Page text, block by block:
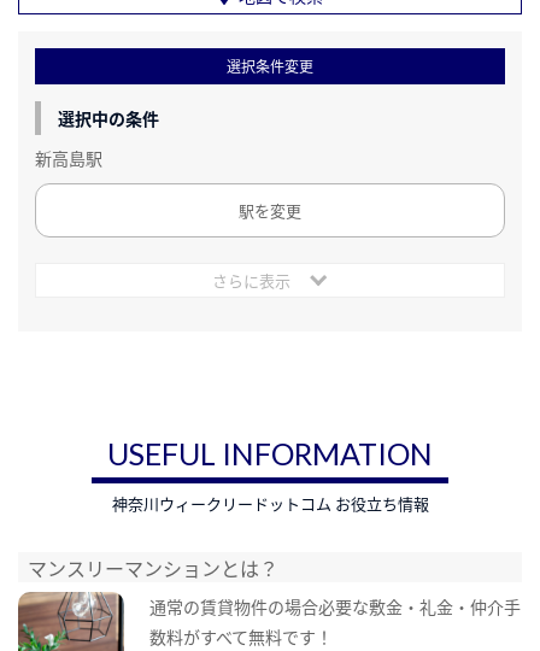
選択条件変更
選択中の条件
新高島駅
駅を変更
さらに表示
USEFUL INFORMATION
神奈川ウィークリードットコム お役立ち情報
マンスリーマンションとは？
通常の賃貸物件の場合必要な敷金・礼金・仲介手
数料がすべて無料です！